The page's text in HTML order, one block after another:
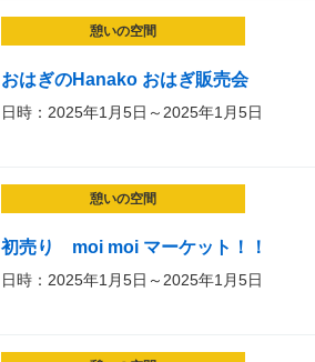
憩いの空間
おはぎのHanako おはぎ販売会
日時：2025年1月5日～2025年1月5日
憩いの空間
初売り moi moi マーケット！！
日時：2025年1月5日～2025年1月5日